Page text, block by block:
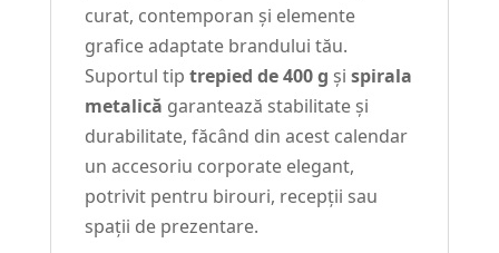
curat, contemporan și elemente
grafice adaptate brandului tău.
Suportul tip trepied de 400 g și spirala
metalică garantează stabilitate și
durabilitate, făcând din acest calendar
un accesoriu corporate elegant,
potrivit pentru birouri, recepții sau
spații de prezentare.